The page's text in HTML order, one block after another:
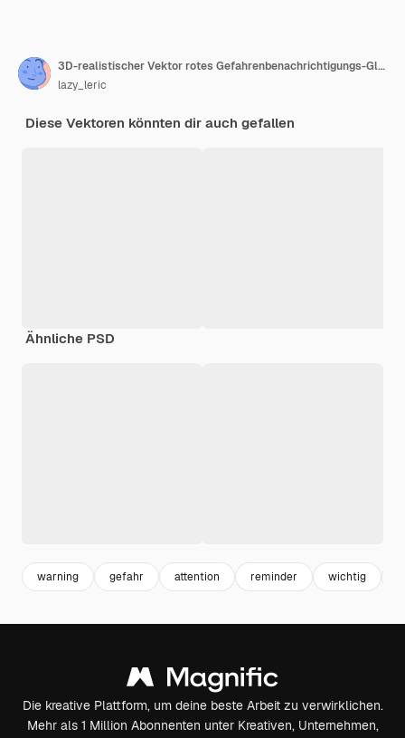
3D-realistischer Vektor rotes Gefahrenbenachrichtigungs-Glockenschild-Design
lazy_leric
Diese Vektoren könnten dir auch gefallen
Ähnliche PSD
warning gefahr attention reminder wichtig
Die kreative Plattform, um deine beste Arbeit zu verwirklichen.
Mehr als 1 Million Abonnenten unter Kreativen, Unternehmen,